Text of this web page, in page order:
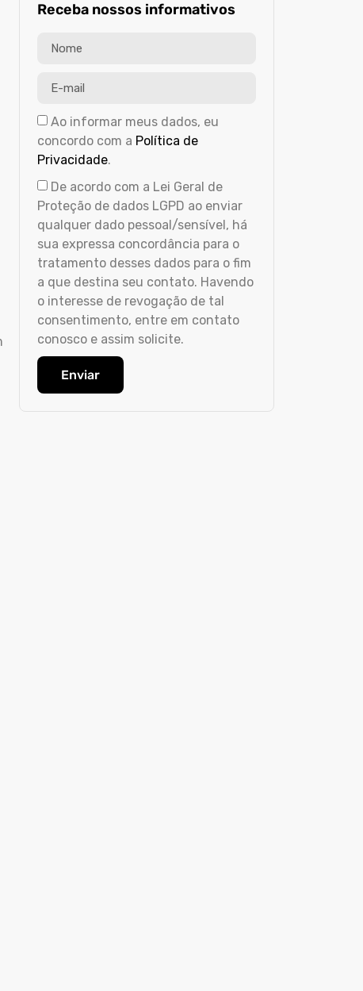
Receba nossos informativos
Ao informar meus dados, eu
concordo com a Política de
Privacidade.
De acordo com a Lei Geral de
Proteção de dados LGPD ao enviar
qualquer dado pessoal/sensível, há
sua expressa concordância para o
tratamento desses dados para o fim
a que destina seu contato. Havendo
o interesse de revogação de tal
consentimento, entre em contato
conosco e assim solicite.
Enviar